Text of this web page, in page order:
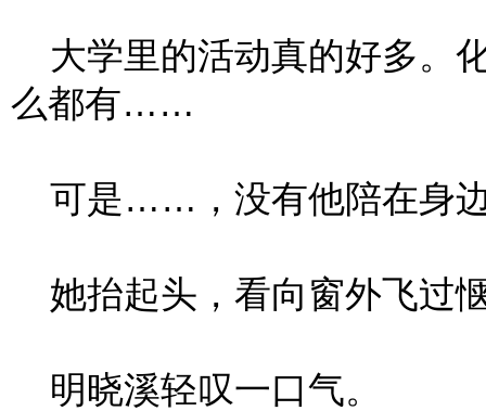
大学里的活动真的好多。
么都有……
可是……，没有他陪在身边
她抬起头，看向窗外飞过
明晓溪轻叹一口气。